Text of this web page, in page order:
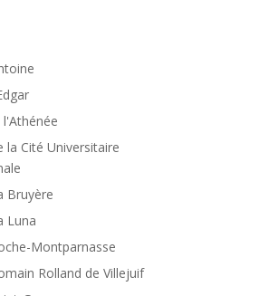
la Cité Universitaire
Bruyère
Luna
Montparnasse
Rolland de Villejuif